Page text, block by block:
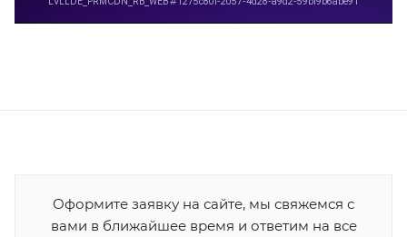
Оформите заявку на сайте, мы свяжемся с
вами в ближайшее время и ответим на все